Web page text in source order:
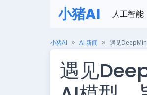
小猪AI 人工智能
小猪AI AI 新闻 遇见
遇见